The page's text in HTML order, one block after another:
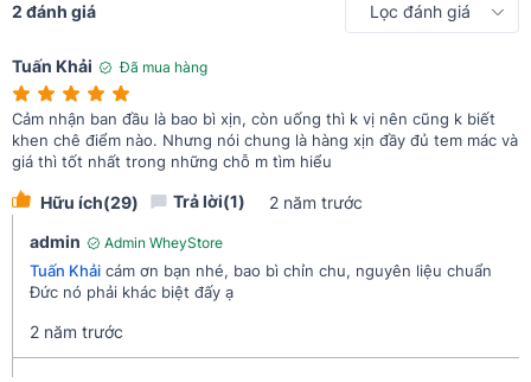
2 đánh giá Lọc đánh giá
Tuấn Khải Đã mua hàng
Cảm nhận ban đầu là bao bì xịn, còn uống thì k vị nên cũng k biết
khen chê điểm nào. Nhưng nói chung là hàng xịn đầy đủ tem mác và
giá thì tốt nhất trong những chỗ m tìm hiểu
Hữu ích(29) Trả lời(1)
2 năm trước
admin
Admin WheyStore
Tuấn Khải cám ơn bạn nhé, bao bì chỉn chu, nguyên liệu chuẩn
Đức nó phải khác biệt đấy ạ
2 năm trước